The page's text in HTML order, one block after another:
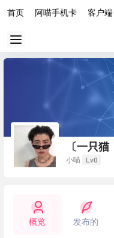
首页 阿喵手机卡 客户端
〔一只猫
小喵 Lv0
概览 发布的